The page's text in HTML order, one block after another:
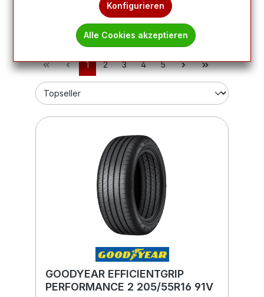
Produkte filtern
1 2 3 4 5
GOODYEAR EFFICIENTGRIP
PERFORMANCE 2 205/55R16 91V
Konfigurieren
Alle Cookies akzeptieren